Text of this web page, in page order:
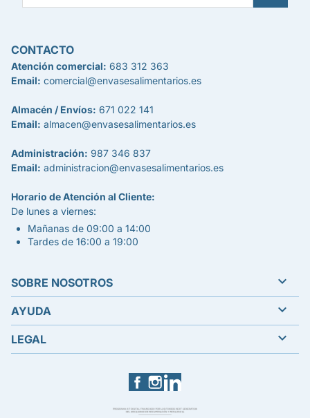
Facebook
CONTACTO
Atención comercial: 683 312 363
Email: comercial@envasesalimentarios.es
Almacén / Envíos: 671 022 141
Email: almacen@envasesalimentarios.es
Administración: 987 346 837
Email: administracion@envasesalimentarios.es
Horario de Atención al Cliente:
De lunes a viernes:
Mañanas de 09:00 a 14:00
Tardes de 16:00 a 19:00
SOBRE NOSOTROS 
AYUDA 
LEGAL 